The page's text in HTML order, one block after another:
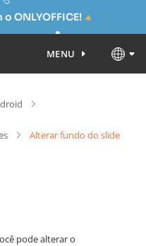
ONLYOFFICE!
MENU
Alterar fundo do slide
pode alterar o